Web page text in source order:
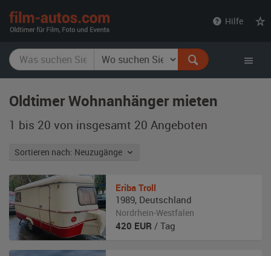
Hilfe
Oldtimer Wohnanhänger mieten
1 bis 20 von insgesamt 20 Angeboten
Sortieren nach: Neuzugänge
Eriba Troll
1989, Deutschland
Nordrhein-Westfalen
420 EUR / Tag